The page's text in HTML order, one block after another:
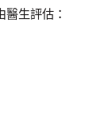
生評估：